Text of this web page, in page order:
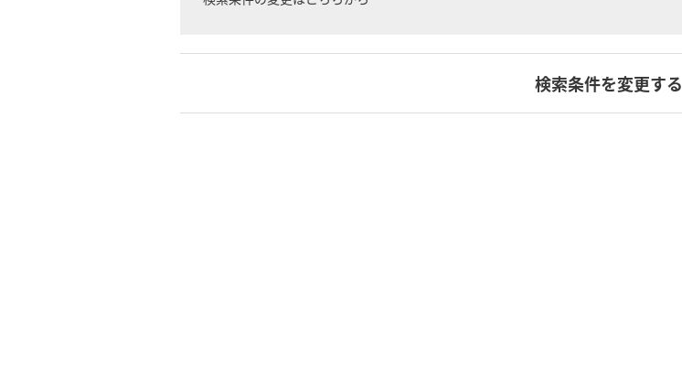
検索条件を変更する